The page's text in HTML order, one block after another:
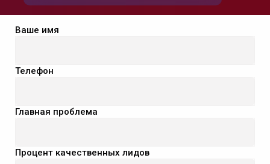
Ваше имя
Телефон
Главная проблема
Процент качественных лидов